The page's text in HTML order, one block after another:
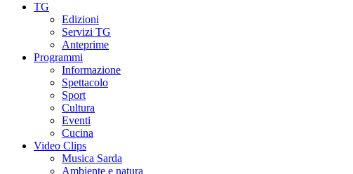
TG
Edizioni
Servizi TG
Anteprime
Programmi
Informazione
Spettacolo
Sport
Cultura
Eventi
Cucina
Video Clips
Musica Sarda
Ambiente e natura